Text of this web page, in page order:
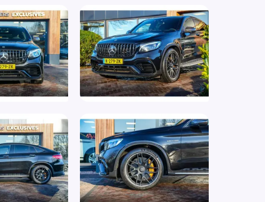
Sportstuur
Spraakbediening
Start/stop systeem
Stoelverwarming
Stuurwiel multifunctioneel
Trekhaak
Trekhaak elektrisch uitklapbaar
Vermoeidheids herkenning
Warmtewerend glas
WiFi voorbereiding
Xenon verlichting
Zij airbag(s) achter
Zij airbag(s) voor